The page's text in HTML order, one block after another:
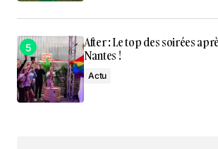
After : Le top des soirées
Nantes !
Actu